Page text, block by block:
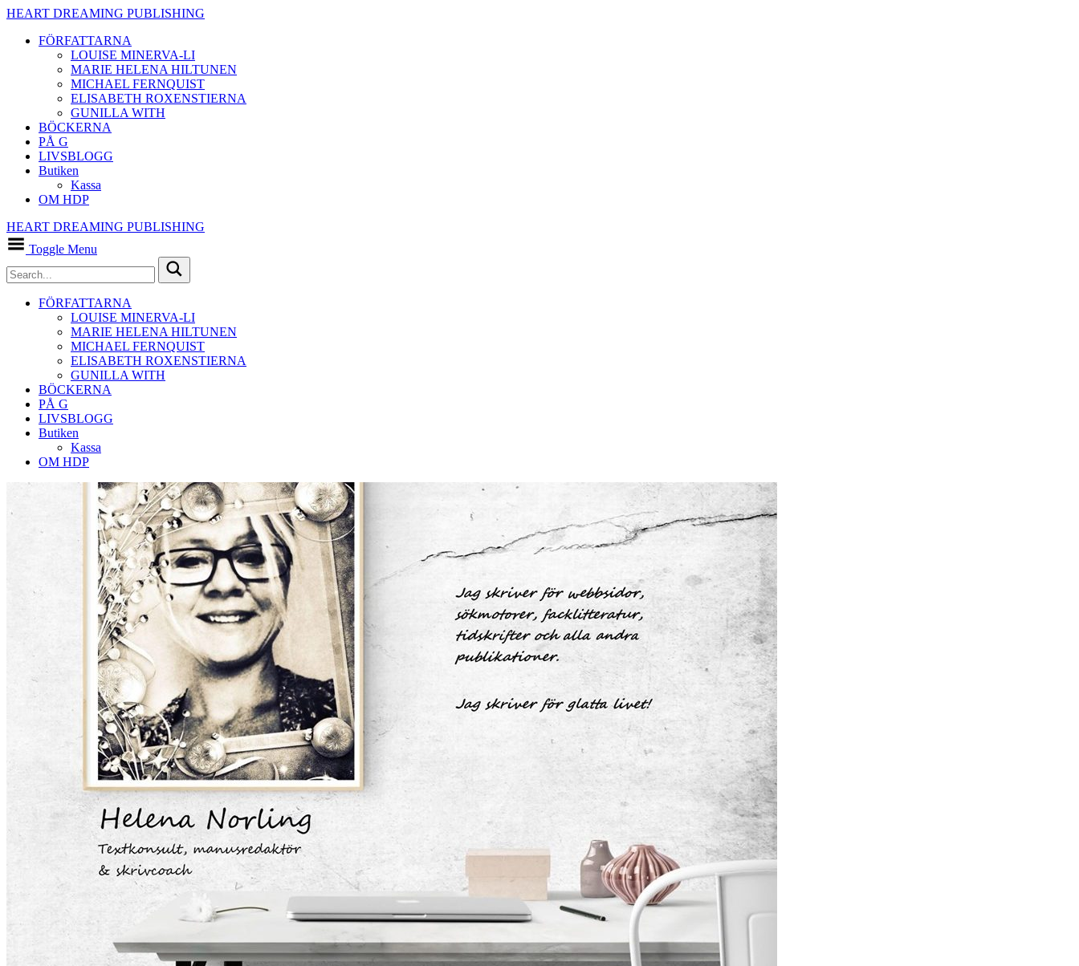
HEART DREAMING PUBLISHING
FÖRFATTARNA
LOUISE MINERVA-LI
MARIE HELENA HILTUNEN
MICHAEL FERNQUIST
ELISABETH ROXENSTIERNA
GUNILLA WITH
BÖCKERNA
PÅ G
LIVSBLOGG
Butiken
Kassa
OM HDP
HEART DREAMING PUBLISHING
Toggle Menu
FÖRFATTARNA
LOUISE MINERVA-LI
MARIE HELENA HILTUNEN
MICHAEL FERNQUIST
ELISABETH ROXENSTIERNA
GUNILLA WITH
BÖCKERNA
PÅ G
LIVSBLOGG
Butiken
Kassa
OM HDP